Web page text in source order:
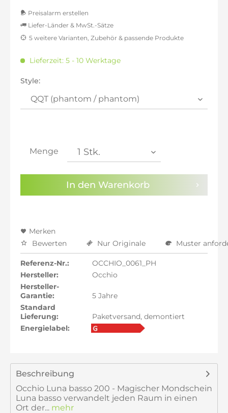
Preisalarm erstellen
Liefer-Länder & MwSt.-Sätze
inkl. 16% MwSt.: 1.446,59 €
inkl. 20% MwSt.: 1.496,47 €
inkl. 21% MwSt.: 1.508,94 €
5 weitere Varianten, Zubehör & passende Produkte
Lieferzeit: 5 - 10 Werktage
Style:
Menge
In den Warenkorb
Merken
Bewerten
Nur Originale Muster
Referenz-Nr.:
OCCHIO_0061_PH
Hersteller:
Occhio
Hersteller-
Garantie:
5 Jahre
Standard
Lieferung:
Paketversand, demontiert
Energielabel:
Beschreibung
Occhio Luna basso 200 - Magischer Mondschein
Luna basso verwandelt jeden Raum in einen
Ort der... mehr